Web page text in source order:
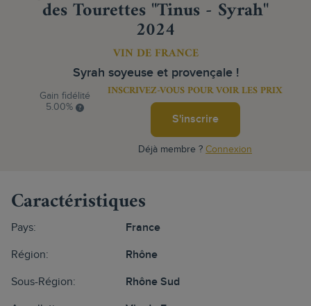
des Tourettes "Tinus - Syrah"
2024
VIN DE FRANCE
Syrah soyeuse et provençale !
Gain fidélité
5.00%
INSCRIVEZ-VOUS POUR VOIR LES PRIX
S'inscrire
Déjà membre ? Connexion
Caractéristiques
Pays: France
Région: Rhône
Sous-Région: Rhône Sud